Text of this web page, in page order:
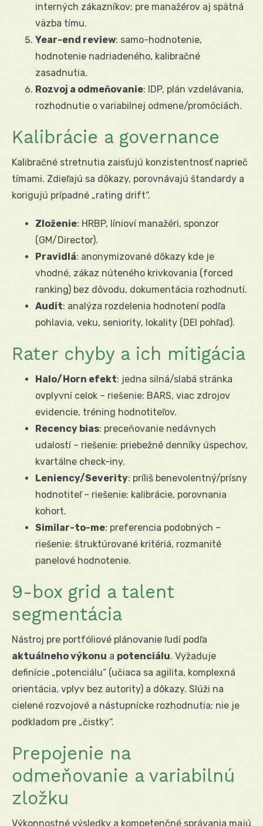
interných zákazníkov; pre manažérov aj spätná
väzba tímu.
Year-end review: samo-hodnotenie,
hodnotenie nadriadeného, kalibračné
zasadnutia.
Rozvoj a odmeňovanie: IDP, plán vzdelávania,
rozhodnutie o variabilnej odmene/promóciách.
Kalibrácie a governance
Kalibračné stretnutia zaisťujú konzistentnosť naprieč
tímami. Zdieľajú sa dôkazy, porovnávajú štandardy a
korigujú prípadné „rating drift“.
Zloženie: HRBP, línioví manažéri, sponzor
(GM/Director).
Pravidlá: anonymizované dôkazy kde je
vhodné, zákaz núteného krivkovania (forced
ranking) bez dôvodu, dokumentácia rozhodnutí.
Audit: analýza rozdelenia hodnotení podľa
pohlavia, veku, seniority, lokality (DEI pohľad).
Rater chyby a ich mitigácia
Halo/Horn efekt: jedna silná/slabá stránka
ovplyvní celok – riešenie: BARS, viac zdrojov
evidencie, tréning hodnotiteľov.
Recency bias: preceňovanie nedávnych
udalostí – riešenie: priebežné denníky úspechov,
kvartálne check-iny.
Leniency/Severity: príliš benevolentný/prísny
hodnotiteľ – riešenie: kalibrácie, porovnania
kohort.
Similar-to-me: preferencia podobných –
riešenie: štruktúrované kritériá, rozmanité
panelové hodnotenie.
9-box grid a talent
segmentácia
Nástroj pre portfóliové plánovanie ľudí podľa
aktuálneho výkonu a potenciálu. Vyžaduje
definície „potenciálu“ (učiaca sa agilita, komplexná
orientácia, vplyv bez autority) a dôkazy. Slúži na
cielené rozvojové a nástupnícke rozhodnutia; nie je
podkladom pre „čistky“.
Prepojenie na
odmeňovanie a variabilnú
zložku
Výkonnostné výsledky a kompetenčné správania majú